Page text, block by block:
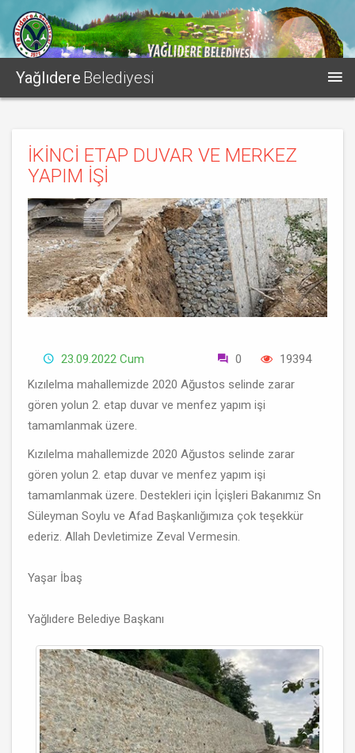
Yağlıdere Belediyesi
İKİNCİ ETAP DUVAR VE MERKEZ
YAPIM İŞİ
23.09.2022 Cum 0
19394
Kızılelma mahallemizde 2020 Ağustos selinde zarar
gören yolun 2. etap duvar ve menfez yapım işi
tamamlanmak üzere.
Kızılelma mahallemizde 2020 Ağustos selinde zarar
gören yolun 2. etap duvar ve menfez yapım işi
tamamlanmak üzere. Destekleri için İçişleri Bakanımız Sn
Süleyman Soylu ve Afad Başkanlığımıza çok teşekkür
ederiz. Allah Devletimize Zeval Vermesin.
Yaşar İbaş
Yağlıdere Belediye Başkanı